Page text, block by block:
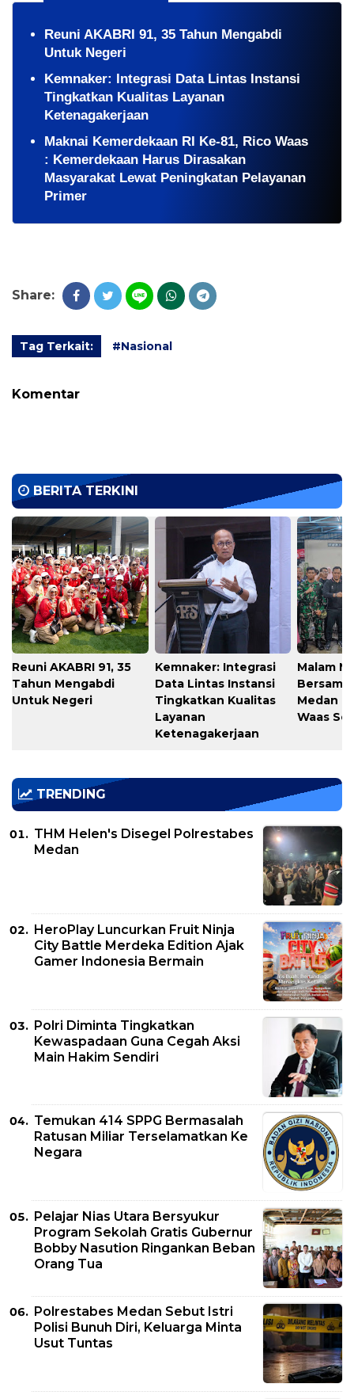
Reuni AKABRI 91, 35 Tahun Mengabdi
Untuk Negeri
Kemnaker: Integrasi Data Lintas Instansi
Tingkatkan Kualitas Layanan
Ketenagakerjaan
Maknai Kemerdekaan RI Ke-81, Rico Waas
: Kemerdekaan Harus Dirasakan
Masyarakat Lewat Peningkatan Pelayanan
Primer
Share:
Tag Terkait: #Nasional
Komentar
BERITA TERKINI
Reuni AKABRI 91, 35
Tahun Mengabdi
Untuk Negeri
Kemnaker: Integrasi
Data Lintas Instansi
Tingkatkan Kualitas
Layanan
Ketenagakerjaan
Malam
Bersama
Medan
Waas
TRENDING
THM Helen's Disegel Polrestabes
Medan
HeroPlay Luncurkan Fruit Ninja
City Battle Merdeka Edition Ajak
Gamer Indonesia Bermain
Polri Diminta Tingkatkan
Kewaspadaan Guna Cegah Aksi
Main Hakim Sendiri
Temukan 414 SPPG Bermasalah
Ratusan Miliar Terselamatkan Ke
Negara
Pelajar Nias Utara Bersyukur
Program Sekolah Gratis Gubernur
Bobby Nasution Ringankan Beban
Orang Tua
Polrestabes Medan Sebut Istri
Polisi Bunuh Diri, Keluarga Minta
Usut Tuntas